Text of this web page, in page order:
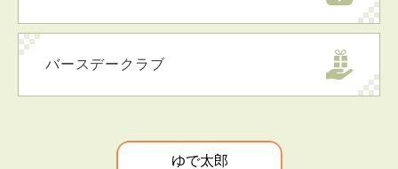
バースデークラブ
ゆで太郎